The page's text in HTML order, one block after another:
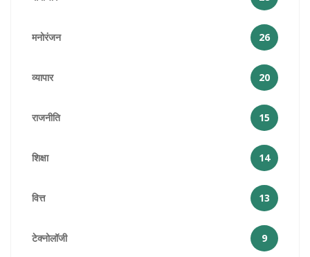
मनोरंजन 26
व्यापार 20
राजनीति 15
शिक्षा 14
वित्त 13
टेक्नोलॉजी 9